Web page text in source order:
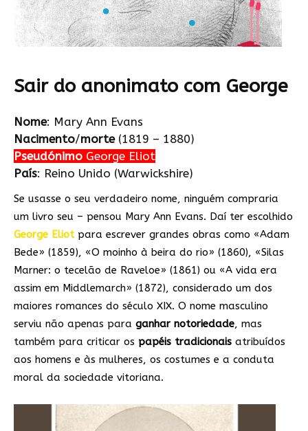
Sair do anonimato com George
Nome: Mary Ann Evans
Nacimento/morte(1819 – 1880)
Pseudónimo George Eliot
País: Reino Unido (Warwickshire)
Se usasse o seu verdadeiro nome, ninguém compraria
um livro seu – pensou Mary Ann Evans. Daí ter escolhido
George Eliotpara escrever grandes obras como «Adam
Bede» (1859), «O moinho à beira do rio» (1860), «Silas
Marner: o tecelão de Raveloe» (1861) ou «A vida era
assim em Middlemarch» (1872), considerado um dos
maiores romances do século XIX. O nome masculino
serviu não apenas para ganhar notoriedade, mas
também para criticar os papéis tradicionais atribuídos
aos homens e às mulheres, os costumes e a conduta
moral da sociedade vitoriana.